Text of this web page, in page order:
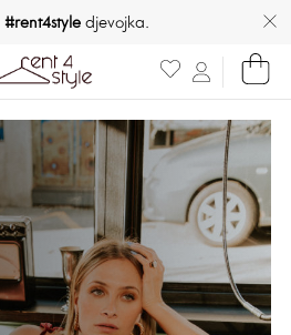
#rent4styledjevojka.